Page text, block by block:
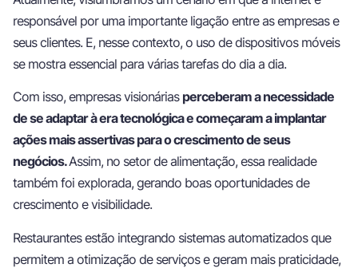
responsável por uma importante ligação entre as empresas e
seus clientes. E, nesse contexto, o uso de dispositivos móveis
se mostra essencial para várias tarefas do dia a dia.
Com isso, empresas visionárias perceberam a necessidade
de se adaptar à era tecnológica e começaram a implantar
ações mais assertivas para o crescimento de seus
negócios.Assim, no setor de alimentação, essa realidade
também foi explorada, gerando boas oportunidades de
crescimento e visibilidade.
Restaurantes estão integrando sistemas automatizados que
permitem a otimização de serviços e geram mais praticidade,